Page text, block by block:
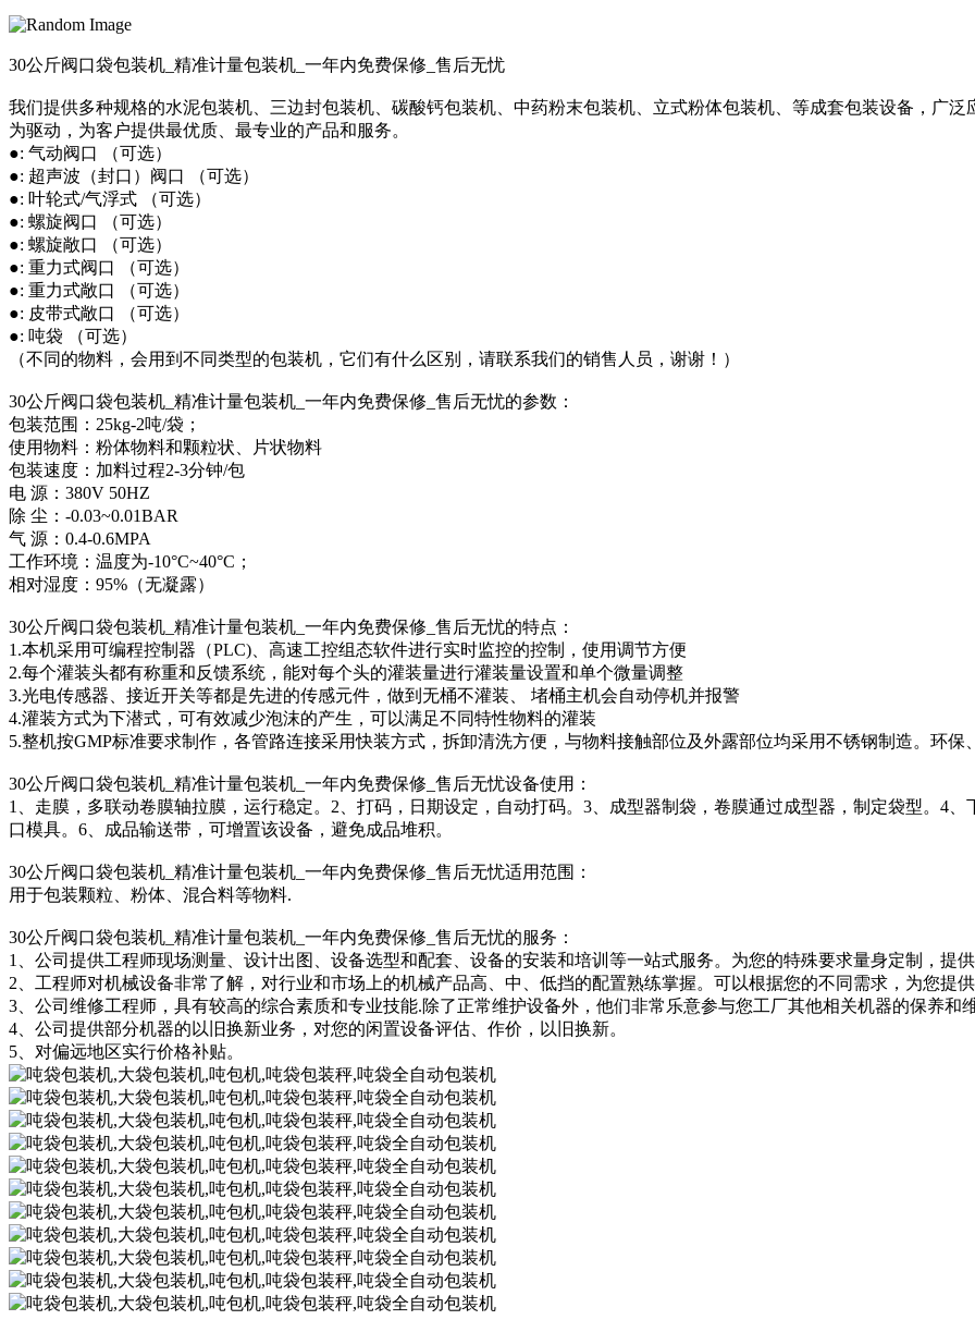
30公斤阀口袋 包装机_精准计量 包装机_一年内免费保修_售后无忧
我们提供多种规格的水泥包装机、三边封包装机、碳酸钙包装机、中药粉末包装机、立式粉体包装机、等成套包装设备，广
为驱动，为客户提供最优质、最专业的产品和服务。
●: 气动阀口 （可选）
●: 超声波（封口）阀口 （可选）
●: 叶轮式/气浮式 （可选）
●: 螺旋阀口 （可选）
●: 螺旋敞口 （可选）
●: 重力式阀口 （可选）
●: 重力式敞口 （可选）
●: 皮带式敞口 （可选）
●: 吨袋 （可选）
（不同的物料，会用到不同类型的包装机，它们有什么区别，请联系我们的销售人员，谢谢！）
30公斤阀口袋 包装机_精准计量 包装机_一年内免费保修_售后无忧的参数：
包装范围：25kg-2吨/袋；
使用物料：粉体物料和颗粒状、片状物料
包装速度：加料过程2-3分钟/包
电 源：380V 50HZ
除 尘：-0.03~0.01BAR
气 源：0.4-0.6MPA
工作环境：温度为-10°C~40°C；
相对湿度：95%（无凝露）
30公斤阀口袋 包装机_精准计量 包装机_一年内免费保修_售后无忧的特点：
1.本机采用可编程控制器（PLC)、高速工控组态软件进行实时监控的控制，使用调节方便
2.每个灌装头都有称重和反馈系统，能对每个头的灌装量进行灌装量设置和单个微量调整
3.光电传感器、接近开关等都是先进的传感元件，做到无桶不灌装、 堵桶主机会自动停机并报警
4.灌装方式为下潜式，可有效减少泡沫的产生，可以满足不同特性物料的灌装
5.整机按GMP标准要求制作，各管路连接采用快装方式，拆卸清洗方便，与物料接触部位及外露部位均采用不锈钢制造。环
30公斤阀口袋 包装机_精准计量 包装机_一年内免费保修_售后无忧设备使用：
1、走膜，多联动卷膜轴拉膜，运行稳定。2、打码，日期设定，自动打码。3、成型器制袋，卷膜通过成型器，制定袋型。4
口模具。6、成品输送带，可增置该设备，避免成品堆积。
30公斤阀口袋 包装机_精准计量 包装机_一年内免费保修_售后无忧适用范围：
用于包装颗粒、粉体、混合料等物料.
30公斤阀口袋 包装机_精准计量 包装机_一年内免费保修_售后无忧的服务：
1、公司提供工程师现场测量、设计出图、设备选型和配套、设备的安装和培训等一站式服务。为您的特殊要求量身定制，提
2、工程师对机械设备非常了解，对行业和市场上的机械产品高、中、低挡的配置熟练掌握。可以根据您的不同需求，为您提
3、公司维修工程师，具有较高的综合素质和专业技能.除了正常维护设备外，他们非常乐意参与您工厂其他相关机器的保养和
4、公司提供部分机器的以旧换新业务，对您的闲置设备评估、作价，以旧换新。
5、对偏远地区实行价格补贴。